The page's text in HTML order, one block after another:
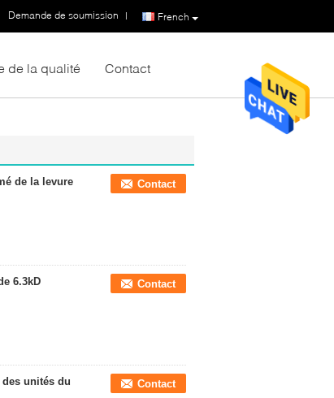
French
Demande de soumission |
de la qualité Contact
de la levure
Contact
6.3kD
Contact
unités du
Contact